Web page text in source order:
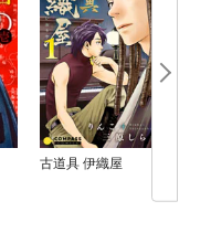
古道具 伊織屋